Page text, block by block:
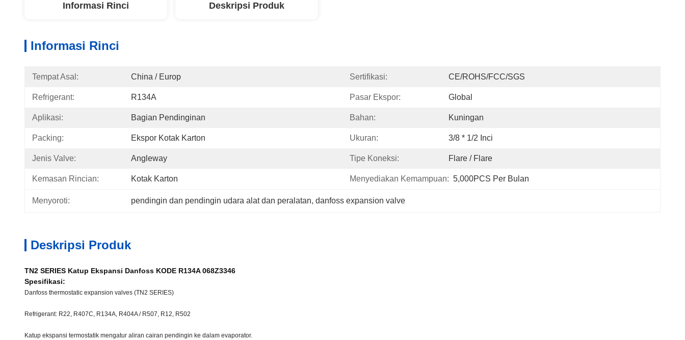
Informasi Rinci Deskripsi Produk
Informasi Rinci
Tempat Asal: China / Europ Sertifikasi: CE/ROHS/FCC/SGS
Refrigerant: R134A Pasar Ekspor: Global
Aplikasi: Bagian Pendinginan Bahan: Kuningan
Packing: Ekspor Kotak Karton Ukuran: 3/8 * 1/2 Inci
Jenis Valve: Angleway Tipe Koneksi: Flare / Flare
Kemasan Rincian: Kotak Karton Menyediakan Kemampuan: 5,000PCS Per Bulan
Menyoroti: pendingin dan pendingin udara alat dan peralatan, danfoss expansion valve
Deskripsi Produk
TN2 SERIES Katup Ekspansi Danfoss KODE R134A 068Z3346
Spesifikasi:
Danfoss thermostatic expansion valves (TN2 SERIES)
Refrigerant: R22, R407C, R134A, R404A / R507, R12, R502
Katup ekspansi termostatik mengatur aliran cairan pendingin ke dalam evaporator.